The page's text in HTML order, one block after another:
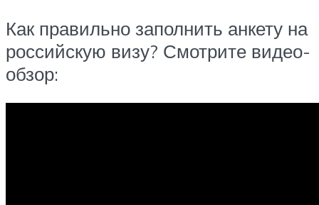
Как правильно заполнить анкету на
российскую визу? Смотрите видео-
обзор: